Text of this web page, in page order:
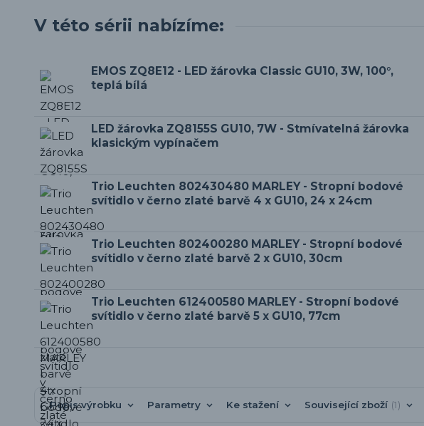
V této sérii nabízíme:
EMOS ZQ8E12 - LED žárovka Classic GU10, 3W, 100°,
teplá bílá
LED žárovka ZQ8155S GU10, 7W - Stmívatelná žárovka
klasickým vypínačem
Trio Leuchten 802430480 MARLEY - Stropní bodové
svítidlo v černo zlaté barvě 4 x GU10, 24 x 24cm
Trio Leuchten 802400280 MARLEY - Stropní bodové
svítidlo v černo zlaté barvě 2 x GU10, 30cm
Trio Leuchten 612400580 MARLEY - Stropní bodové
svítidlo v černo zlaté barvě 5 x GU10, 77cm
Popis výrobku Parametry Ke stažení Související zboží 1